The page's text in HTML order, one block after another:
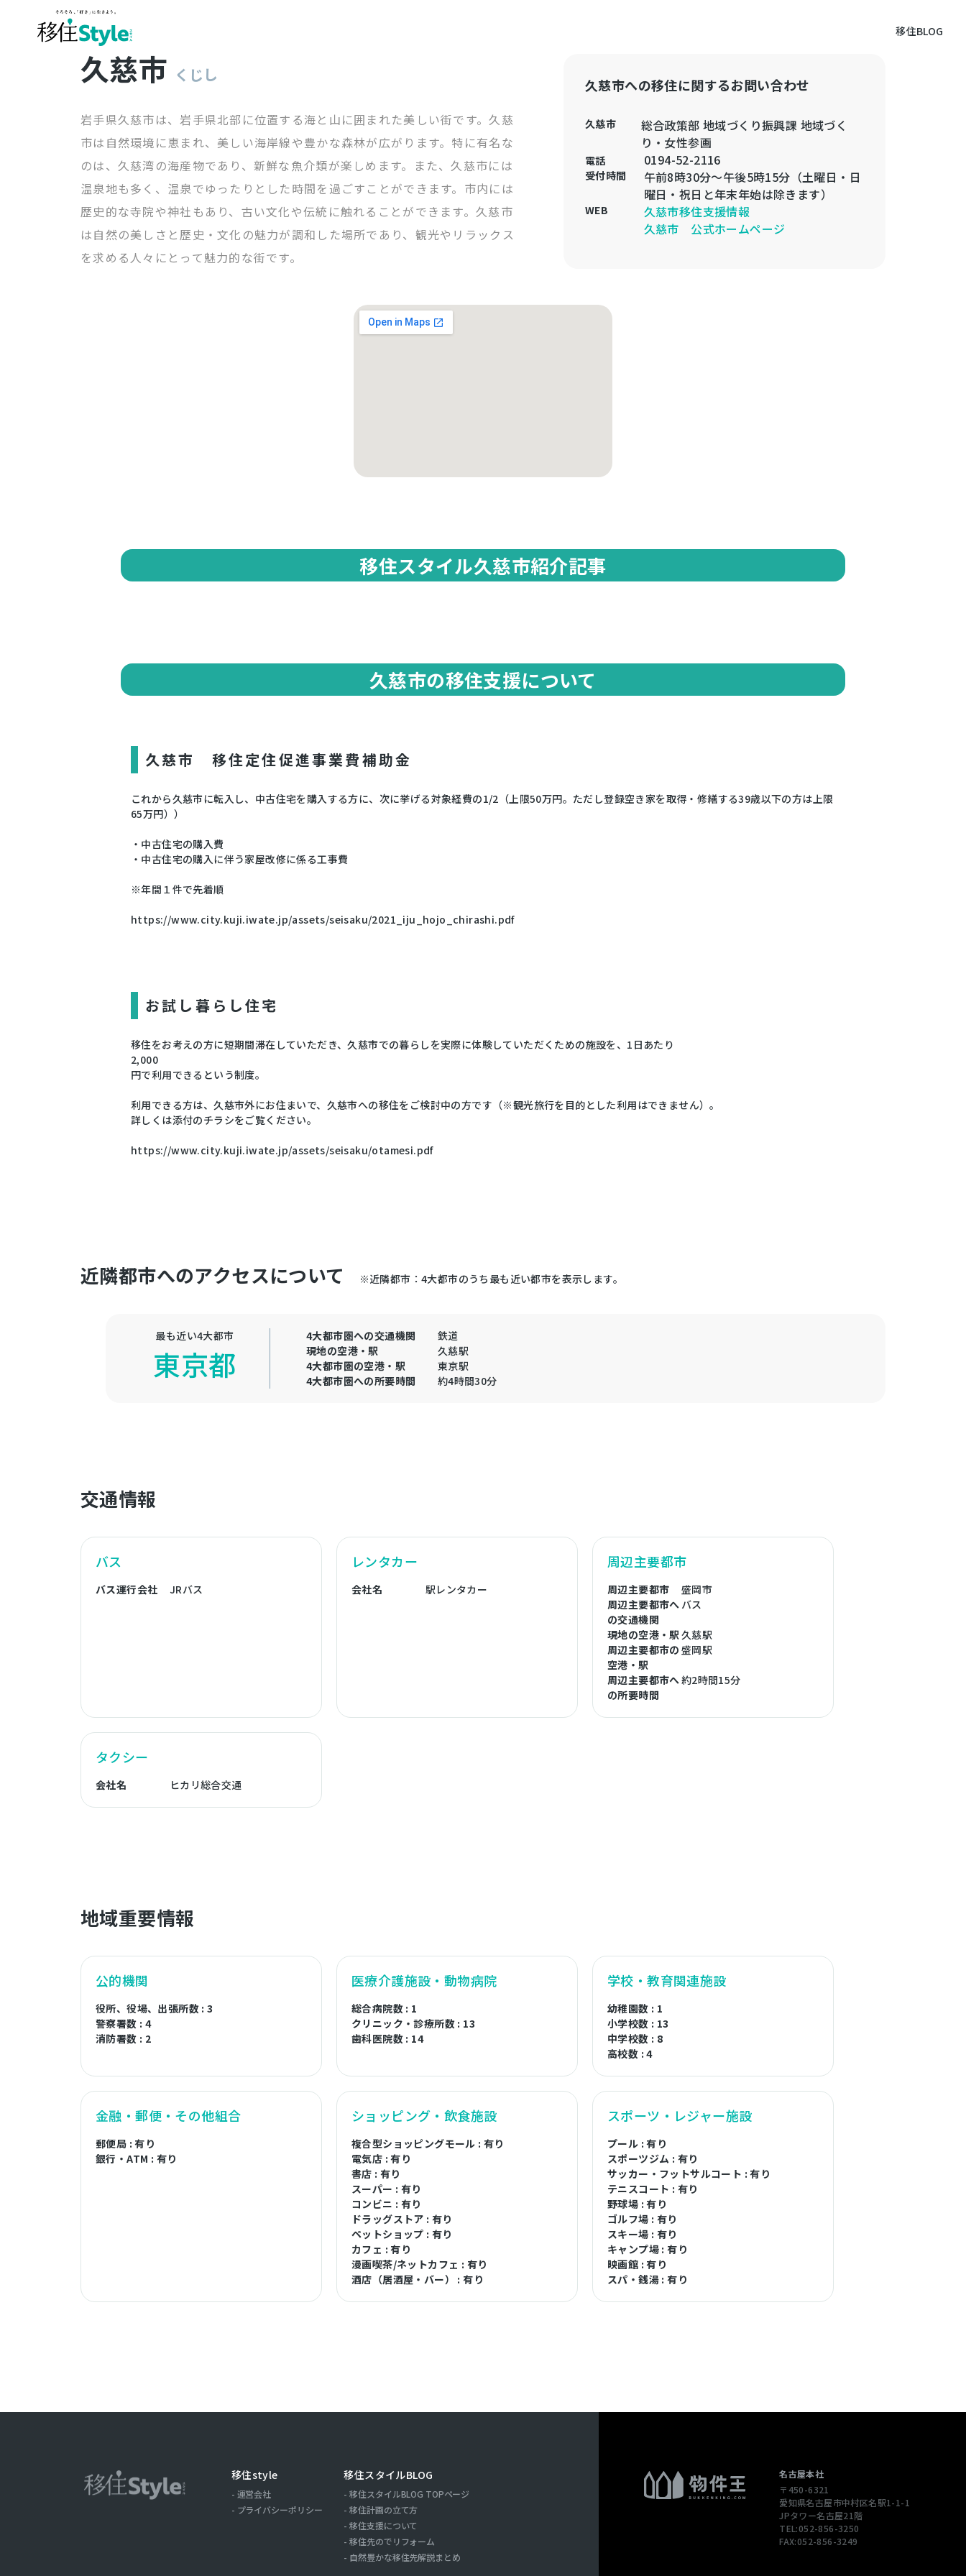
移住BLOG
久慈市 くじし
岩手県久慈市は、岩手県北部に位置する海と山に囲まれた美しい街です。久慈
市は自然環境に恵まれ、美しい海岸線や豊かな森林が広がります。特に有名な
のは、久慈湾の海産物であり、新鮮な魚介類が楽しめます。また、久慈市には
温泉地も多く、温泉でゆったりとした時間を過ごすことができます。市内には
歴史的な寺院や神社もあり、古い文化や伝統に触れることができます。久慈市
は自然の美しさと歴史・文化の魅力が調和した場所であり、観光やリラックス
を求める人々にとって魅力的な街です。
久慈市への移住に関するお問い合わせ
久慈市
総合政策部 地域づくり振興課 地域づく
り・女性参画
電話 0194-52-2116
受付時間
午前8時30分～午後5時15分（土曜日・日
曜日・祝日と年末年始は除きます）
WEB
久慈市移住支援情報
久慈市 公式ホームページ
移住スタイル久慈市紹介記事
久慈市の移住支援について
久慈市 移住定住促進事業費補助金
これから久慈市に転入し、中古住宅を購入する方に、次に挙げる対象経費の1/2（上限50万円。ただし登録空き家を取得・修繕する39歳以下の方は上限
65万円））
・中古住宅の購入費
・中古住宅の購入に伴う家屋改修に係る工事費
※年間１件で先着順
https://www.city.kuji.iwate.jp/assets/seisaku/2021_iju_hojo_chirashi.pdf
お試し暮らし住宅
移住をお考えの方に短期間滞在していただき、久慈市での暮らしを実際に体験していただくための施設を、1日あたり
2,000
円で利用できるという制度。
利用できる方は、久慈市外にお住まいで、久慈市への移住をご検討中の方です（※観光旅行を目的とした利用はできません）。
詳しくは添付のチラシをご覧ください。
https://www.city.kuji.iwate.jp/assets/seisaku/otamesi.pdf
近隣都市へのアクセスについて ※近隣都市：4大都市のうち最も近い都市を表示します。
最も近い4大都市
東京都
4大都市圏への交通機関
鉄道
現地の空港・駅
久慈駅
4大都市圏の空港・駅
東京駅
4大都市圏への所要時間
約4時間30分
交通情報
バス
バス運行会社 JRバス
レンタカー
会社名 駅レンタカー
周辺主要都市
周辺主要都市
盛岡市
周辺主要都市へ
の交通機関
バス
現地の空港・駅久慈駅
周辺主要都市の
空港・駅
盛岡駅
周辺主要都市へ
の所要時間
約2時間15分
タクシー
会社名 ヒカリ総合交通
地域重要情報
公的機関
役所、役場、出張所数 : 3
警察署数 : 4
消防署数 : 2
医療介護施設・動物病院
総合病院数 : 1
クリニック・診療所数 : 13
歯科医院数 : 14
学校・教育関連施設
幼稚園数 : 1
小学校数 : 13
中学校数 : 8
高校数 : 4
金融・郵便・その他組合
郵便局 : 有り
銀行・ATM : 有り
ショッピング・飲食施設
複合型ショッピングモール : 有り
電気店 : 有り
書店 : 有り
スーパー : 有り
コンビニ : 有り
ドラッグストア : 有り
ペットショップ : 有り
カフェ : 有り
漫画喫茶/ネットカフェ : 有り
酒店（居酒屋・バー） : 有り
スポーツ・レジャー施設
プール : 有り
スポーツジム : 有り
サッカー・フットサルコート : 有り
テニスコート : 有り
野球場 : 有り
ゴルフ場 : 有り
スキー場 : 有り
キャンプ場 : 有り
映画館 : 有り
スパ・銭湯 : 有り
移住style
運営会社
プライバシーポリシー
移住スタイルBLOG
移住スタイルBLOG TOPページ
移住計画の立て方
移住支援について
移住先のでリフォーム
自然豊かな移住先解説まとめ
名古屋本社
〒450-6321
愛知県名古屋市中村区名駅1-1-1
JPタワー名古屋21階
TEL:052-856-3250
FAX:052-856-3249